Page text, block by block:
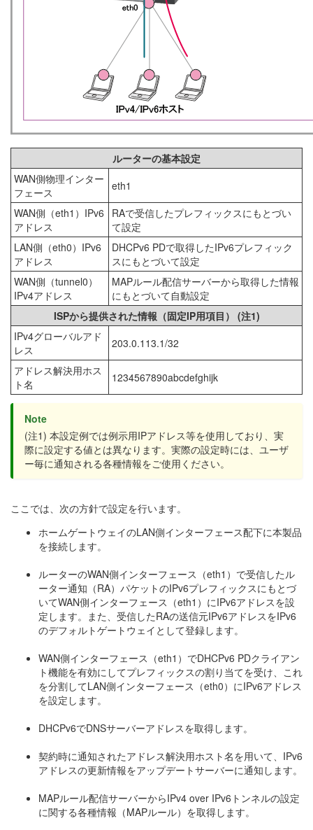
ルーターの基本設定
WAN側物理インター
フェース
eth1
WAN側（eth1）IPv6
アドレス
RAで受信したプレフィックスにもとづい
て設定
LAN側（eth0）IPv6
アドレス
DHCPv6 PDで取得したIPv6プレフィック
スにもとづいて設定
WAN側（tunnel0）
IPv4アドレス
MAPルール配信サーバーから取得した情報
にもとづいて自動設定
ISPから提供された情報（固定IP用項目） (注1)
IPv4グローバルアド
レス
203.0.113.1/32
アドレス解決用ホス
ト名
1234567890abcdefghijk
Note
(注1) 本設定例では例示用IPアドレス等を使用しており、実
際に設定する値とは異なります。実際の設定時には、ユーザ
ー毎に通知される各種情報をご使用ください。
ここでは、次の方針で設定を行います。
ホームゲートウェイのLAN側インターフェース配下に本製品
を接続します。
ルーターのWAN側インターフェース（eth1）で受信したル
ーター通知（RA）パケットのIPv6プレフィックスにもとづ
いてWAN側インターフェース（eth1）にIPv6アドレスを設
定します。また、受信したRAの送信元IPv6アドレスをIPv6
のデフォルトゲートウェイとして登録します。
WAN側インターフェース（eth1）でDHCPv6 PDクライアン
ト機能を有効にしてプレフィックスの割り当てを受け、これ
を分割してLAN側インターフェース（eth0）にIPv6アドレス
を設定します。
DHCPv6でDNSサーバーアドレスを取得します。
契約時に通知されたアドレス解決用ホスト名を用いて、IPv6
アドレスの更新情報をアップデートサーバーに通知します。
MAPルール配信サーバーからIPv4 over IPv6トンネルの設定
に関する各種情報（MAPルール）を取得します。